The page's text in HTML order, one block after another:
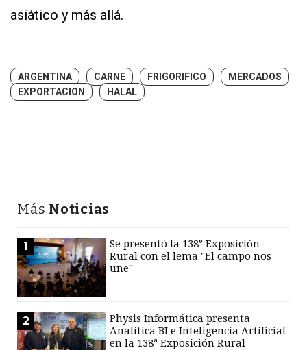
asiático y más allá.
ARGENTINA CARNE FRIGORIFICO
MERCADOS
EXPORTACION
HALAL
Más Noticias
1
Se presentó la 138° Exposición
Rural con el lema "El campo nos
une"
2
Physis Informática presenta
Analítica BI e Inteligencia Artificial
en la 138ª Exposición Rural